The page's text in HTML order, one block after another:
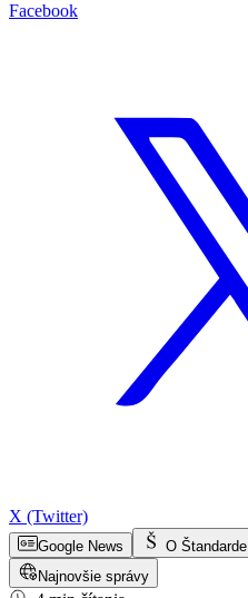
Facebook
X (Twitter)
Google News O Štandarde
Najnovšie správy